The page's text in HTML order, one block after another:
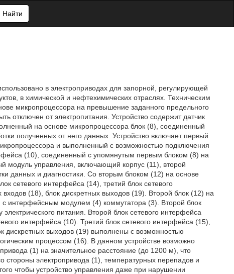
Найти
в электроприводах для запорной, регулирующей
в химической и нефтехимических отраслях. Техническим
микропроцессора на превышение заданного предельного
отключен от электропитания. Устройство содержит датчик
на основе микропроцессора блок (8), соединенный
полученных от него данных. Устройство включает первый
и выполненный с возможностью подключения
(10), соединенный с упомянутым первым блоком (8) на
модуль управления, включающий корпус (11), второй
данных и диагностики. Со вторым блоком (12) на основе
сетевого интерфейса (14), третий блок сетевого
(18), блок дискретных выходов (19). Второй блок (12) на
интерфейсным модулем (4) коммутатора (3). Второй блок
питания. Второй блок сетевого интерфейса
интерфейса (10). Третий блок сетевого интерфейса (15),
дискретных выходов (19) выполнены с возможностью
процессом (16). В данном устройстве возможно
(1) на значительное расстояние (до 1200 м), что
стороны электропривода (1), температурных перепадов и
чтобы устройство управления даже при нарушении